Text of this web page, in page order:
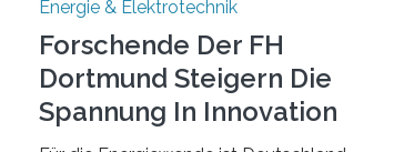
Energie & Elektrotechnik
Forschende Der FH
Dortmund Steigern Die
Spannung In Innovation